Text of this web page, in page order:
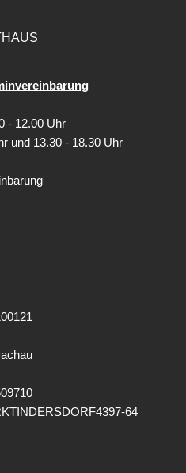
- 12.00 Uhr
und 13.30 - 18.30 Uhr
64